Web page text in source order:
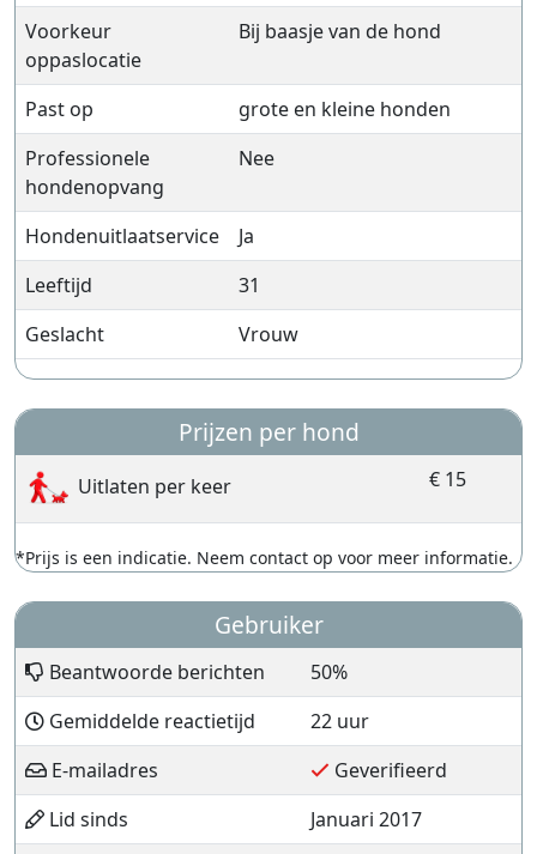
Voorkeur
oppaslocatie
Bij baasje van de hond
Past op
grote en kleine honden
Professionele
hondenopvang
Nee
Hondenuitlaatservice
Ja
Leeftijd
31
Geslacht
Vrouw
Prijzen per hond
Uitlaten per keer € 15
*Prijs is een indicatie. Neem contact op voor meer informatie.
Gebruiker
Beantwoorde berichten
50%
Gemiddelde reactietijd
22 uur
E-mailadres
Geverifieerd
Lid sinds
Januari 2017